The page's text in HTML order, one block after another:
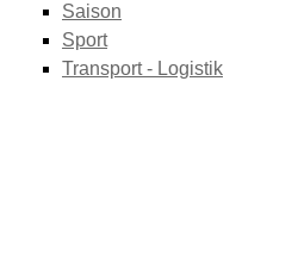
Saison
Sport
Transport - Logistik